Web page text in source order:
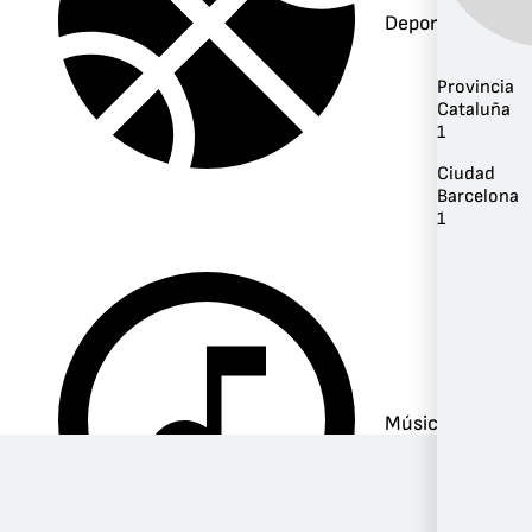
Deportes
Música
Provincia
Cataluña
1
Ciudad
Barcelona
1